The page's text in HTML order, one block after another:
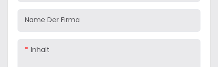
Name Der Firma
Inhalt